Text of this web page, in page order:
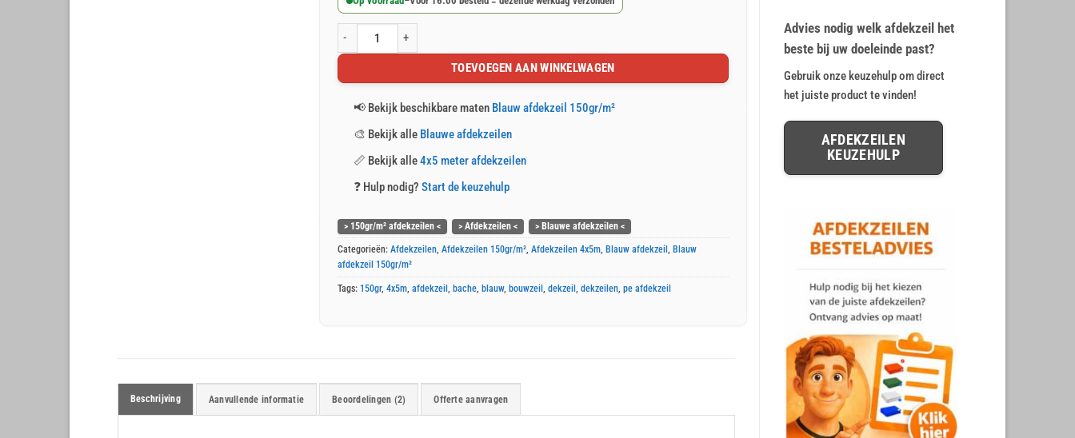
Advies nodig welk afdekzeil het
beste bij uw doeleinde past?
Gebruik onze keuzehulp om direct
het juiste product te vinden!
AFDEKZEILEN
KEUZEHULP
Blauw afdekzeil 4x5m 150gr/m² aantal
TOEVOEGEN AAN WINKELWAGEN
📢 Bekijk beschikbare maten Blauw afdekzeil 150gr/m²
🎨 Bekijk alle Blauwe afdekzeilen
📏 Bekijk alle4x5 meter afdekzeilen
❓ Hulp nodig? Start de keuzehulp
> 150gr/m² afdekzeilen < > Afdekzeilen < > Blauwe afdekzeilen <
Categorieën:Afdekzeilen,Afdekzeilen 150gr/m²,Afdekzeilen 4x5m, Blauw afdekzeil, Blauw
afdekzeil 150gr/m²
Tags: 150gr,4x5m,afdekzeil, bache, blauw, bouwzeil,dekzeil,dekzeilen,pe afdekzeil
Beschrijving Aanvullende informatie Beoordelingen (2) Offerte aanvragen